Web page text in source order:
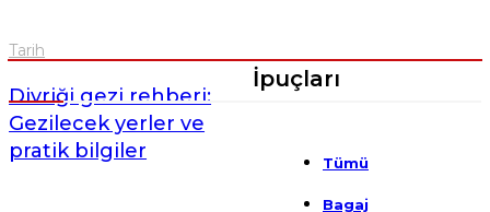
Tarih
Divriği gezi rehberi:
Gezilecek yerler ve
pratik bilgiler
İpuçları
Tümü
Bagaj